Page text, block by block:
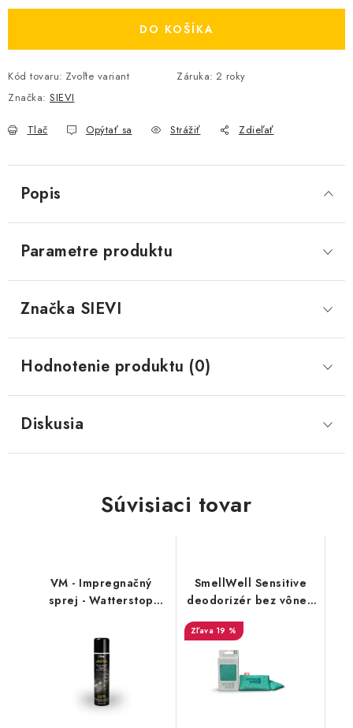
DO KOŠÍKA
Kód tovaru: Zvoľte variant Záruka: 2 roky
Značka: SIEVI
Tlač Opýtať sa Strážiť Zdieľať
Popis
Parametre produktu
Značka SIEVI
Hodnotenie produktu (0)
Diskusia
Súvisiaci tovar
VM - Impregnačný
sprej - Watterstop
SmellWell Sensitive
deodorizér bez vône -
Green
19 %